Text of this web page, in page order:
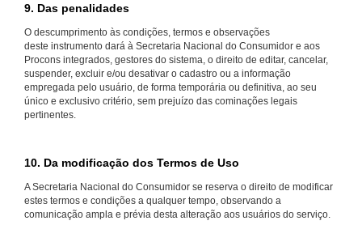
9. Das penalidades
O descumprimento às condições, termos e observações
deste instrumento dará à Secretaria Nacional do Consumidor e aos
Procons integrados, gestores do sistema, o direito de editar, cancelar,
suspender, excluir e/ou desativar o cadastro ou a informação
empregada pelo usuário, de forma temporária ou definitiva, ao seu
único e exclusivo critério, sem prejuízo das cominações legais
pertinentes.
10. Da modificação dos Termos de Uso
A Secretaria Nacional do Consumidor se reserva o direito de modificar
estes termos e condições a qualquer tempo, observando a
comunicação ampla e prévia desta alteração aos usuários do serviço.